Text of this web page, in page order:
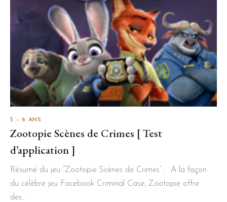
5 – 6 ANS
Zootopie Scènes de Crimes [ Test
d’application ]
Résumé du jeu “Zootopie Scènes de Crimes” : A la façon
du célèbre jeu Facebook Criminal Case, Zootopie offre
des…